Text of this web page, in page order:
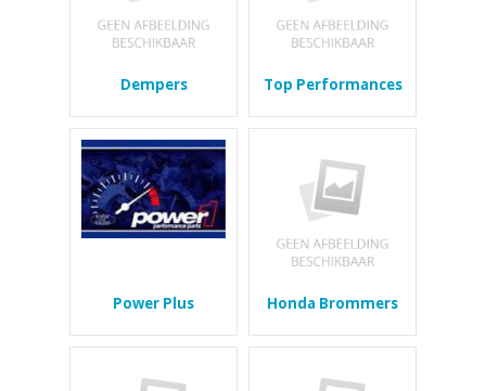
Dempers Top Performances
Power Plus Honda Brommers